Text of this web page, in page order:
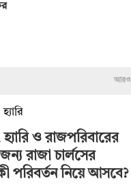
আরও
ও রাজপরিবারের
রাজা চার্লসের
পরিবর্তন নিয়ে আসবে?